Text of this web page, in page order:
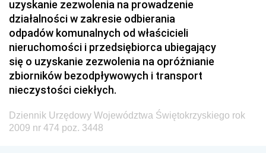
Kolejowego
Dziennik Urzędowy Ministra Przedsiębiorczości i
Technologii
Dziennik Urzędowy Ministra Inwestycji i Rozwoju
Dziennik Urzędowy Naczelnego Dyrektora Archiwów
Państwowych
Dziennik Urzędowy Ministra Finansów, Inwestycji i
Rozwoju
uzyskanie zezwolenia na prowadzenie
działalności w zakresie odbierania
odpadów komunalnych od właścicieli
nieruchomości i przedsiębiorca ubiegający
się o uzyskanie zezwolenia na opróżnianie
zbiorników bezodpływowych i transport
nieczystości ciekłych.
Dziennik Urzędowy Województwa Świętokrzyskiego rok
2009 nr 474 poz. 3448